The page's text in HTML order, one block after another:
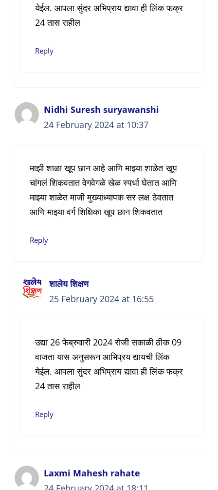
येईल. आपला सुंदर अभिप्राय द्यावा ही लिंक फक्र
24 तास राहील
Reply
Nidhi Suresh suryawanshi
24 February 2024 at 10:37
माझी शाळा खूप छान आहे आणि माझ्या शाळेत खूप
चांगलं शिकवतात वेगवेगळे खेळ स्पर्धा घेतात आणि
माझ्या शाळेत माजी मुख्याध्यापक सर लक्ष ठेवतात
आणि माझ्या वर्ग शिक्षिका खूप छान शिकवतात
Reply
शालेय शिक्षण
25 February 2024 at 16:55
उद्या 26 फेब्रुवारी 2024 रोजी सकाळी ठीक 09
वाजता यास अनुसरून आभिप्रय द्यायची लिंक
येईल. आपला सुंदर अभिप्राय द्यावा ही लिंक फक्र
24 तास राहील
Reply
Laxmi Mahesh rahate